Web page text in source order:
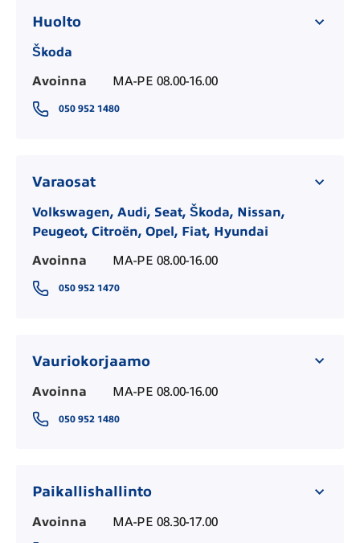
Huolto
Škoda
Avoinna
MA-PE 08.00-16.00
050 952 1480
Varaosat
Volkswagen, Audi, Seat, Škoda, Nissan,
Peugeot, Citroën, Opel, Fiat, Hyundai
Avoinna
MA-PE 08.00-16.00
050 952 1470
Vauriokorjaamo
Avoinna MA-PE 08.00-16.00
050 952 1480
Paikallishallinto
Avoinna MA-PE 08.30-17.00